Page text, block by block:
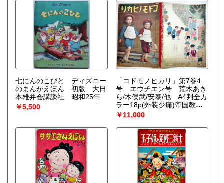
七にんのこびと ディズニー
のまんがえほん 初版 大日
本雄弁会講談社 昭和25年
￥5,500
「コドモノヒカリ」第7巻4
号 エウチエン号 荒木あき
ら/木俣武/安泰/他 A4判全カ
ラー18p(外装少痛)帝国教育
会出版部 昭和17年
￥11,000